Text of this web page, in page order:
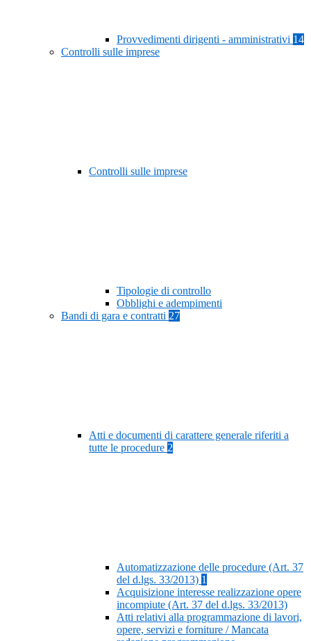
Provvedimenti dirigenti - amministrativi 14
Controlli sulle imprese
Controlli sulle imprese
Tipologie di controllo
Obblighi e adempimenti
Bandi di gara e contratti 27
Atti e documenti di carattere generale riferiti a
tutte le procedure 2
Automatizzazione delle procedure (Art. 37
del d.lgs. 33/2013) 1
Acquisizione interesse realizzazione opere
incompiute (Art. 37 del d.lgs. 33/2013)
Atti relativi alla programmazione di lavori,
opere, servizi e forniture / Mancata